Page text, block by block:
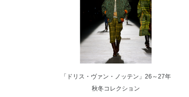
「ドリス・ヴァン・ノッテン」26～27年
秋冬コレクション